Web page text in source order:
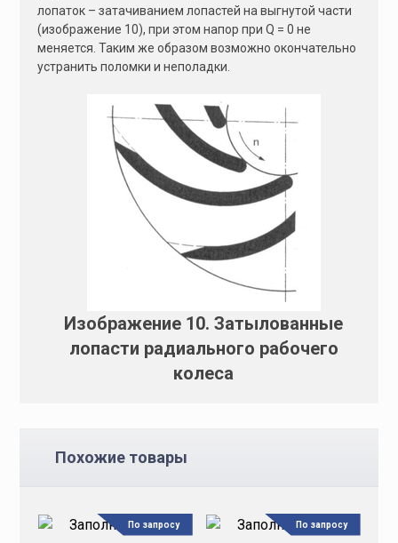
лопаток – затачиванием лопастей на выгнутой части
(изображение 10), при этом напор при Q = 0 не
меняется. Таким же образом возможно окончательно
устранить поломки и неполадки.
Изображение 10. Затылованные
лопасти радиального рабочего
колеса
Похожие товары
По запросу По запросу